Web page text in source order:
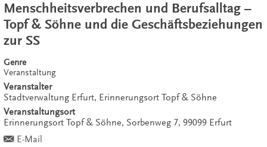
Menschheitsverbrechen und Berufsalltag –
Topf & Söhne und die Geschäftsbeziehungen
zur SS
Genre
Veranstaltung
Veranstalter
Stadtverwaltung Erfurt, Erinnerungsort Topf & Söhne
Veranstaltungsort
Erinnerungsort Topf & Söhne, Sorbenweg 7, 99099 Erfurt
E-Mail